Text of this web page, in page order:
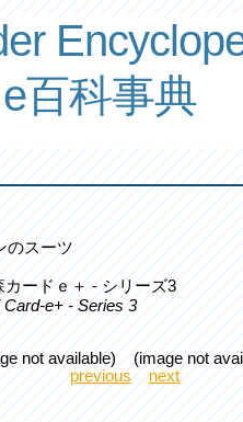
百科事典
のスーツ
カードｅ＋ - シリーズ3
e+ - Series 3
not available) (image not
previous
next